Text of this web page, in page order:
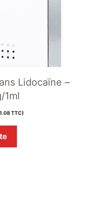
Lidocaïne –
1ml
TTC)